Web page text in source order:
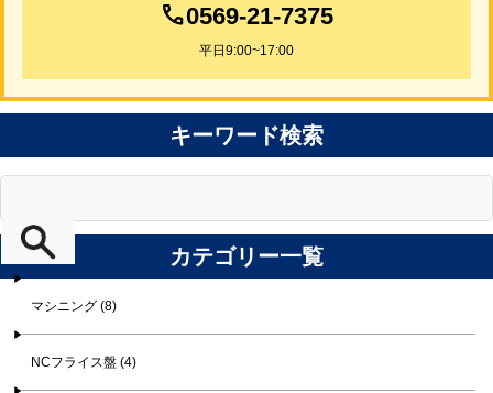
0569-21-7375
平日9:00~17:00
キーワード検索
カテゴリー一覧
マシニング (8)
NCフライス盤 (4)